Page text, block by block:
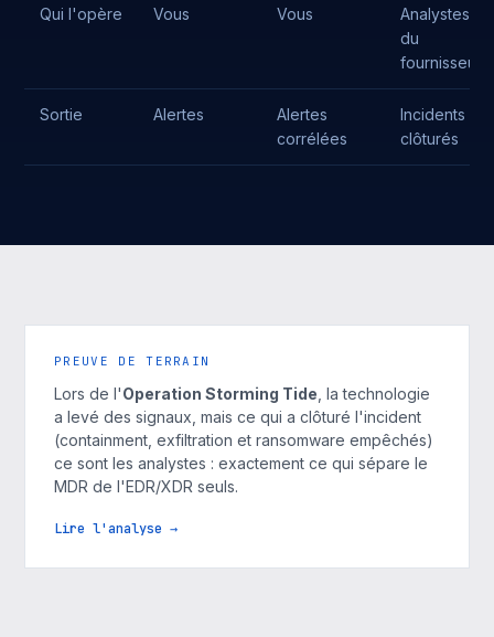
Qui l'opère Vous Vous
Analystes
du
fournisseur
Sortie Alertes
Alertes
corrélées
Incidents
clôturés
PREUVE DE TERRAIN
Lors de l'Operation Storming Tide , la technologie
a levé des signaux, mais ce qui a clôturé l'incident
(containment, exfiltration et ransomware empêchés)
ce sont les analystes : exactement ce qui sépare le
MDR de l'EDR/XDR seuls.
Lire l'analyse →